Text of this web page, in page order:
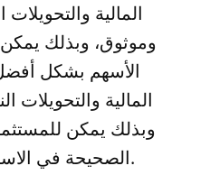
المالية
وموثوق، وبذلك
الأسهم بشكل
المالية والتحويلات
وبذلك يمكن
الصحيحة في الاستثمار في الأسهم.